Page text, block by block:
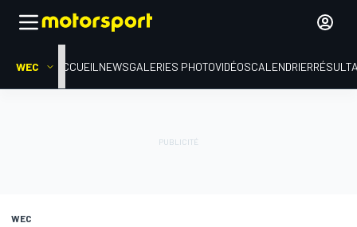
WEC ACCUEIL NEWSGALERIES PHOTOVIDÉOSCALENDRIER
WEC